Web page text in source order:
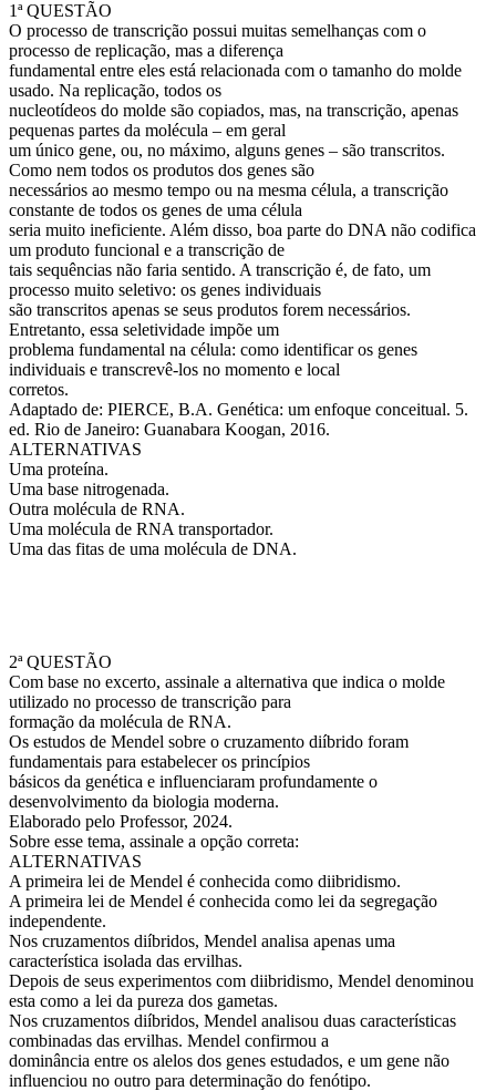
1ª QUESTÃO
O processo de transcrição possui muitas semelhanças com o
processo de replicação, mas a diferença
fundamental entre eles está relacionada com o tamanho do molde
usado. Na replicação, todos os
nucleotídeos do molde são copiados, mas, na transcrição, apenas
pequenas partes da molécula – em geral
um único gene, ou, no máximo, alguns genes – são transcritos.
Como nem todos os produtos dos genes são
necessários ao mesmo tempo ou na mesma célula, a transcrição
constante de todos os genes de uma célula
seria muito ineficiente. Além disso, boa parte do DNA não codifica
um produto funcional e a transcrição de
tais sequências não faria sentido. A transcrição é, de fato, um
processo muito seletivo: os genes individuais
são transcritos apenas se seus produtos forem necessários.
Entretanto, essa seletividade impõe um
problema fundamental na célula: como identificar os genes
individuais e transcrevê-los no momento e local
corretos.
Adaptado de: PIERCE, B.A. Genética: um enfoque conceitual. 5.
ed. Rio de Janeiro: Guanabara Koogan, 2016.
ALTERNATIVAS
Uma proteína.
Uma base nitrogenada.
Outra molécula de RNA.
Uma molécula de RNA transportador.
Uma das fitas de uma molécula de DNA.
2ª QUESTÃO
Com base no excerto, assinale a alternativa que indica o molde
utilizado no processo de transcrição para
formação da molécula de RNA.
Os estudos de Mendel sobre o cruzamento diíbrido foram
fundamentais para estabelecer os princípios
básicos da genética e influenciaram profundamente o
desenvolvimento da biologia moderna.
Elaborado pelo Professor, 2024.
Sobre esse tema, assinale a opção correta:
ALTERNATIVAS
A primeira lei de Mendel é conhecida como diibridismo.
A primeira lei de Mendel é conhecida como lei da segregação
independente.
Nos cruzamentos diíbridos, Mendel analisa apenas uma
característica isolada das ervilhas.
Depois de seus experimentos com diibridismo, Mendel denominou
esta como a lei da pureza dos gametas.
Nos cruzamentos diíbridos, Mendel analisou duas características
combinadas das ervilhas. Mendel confirmou a
dominância entre os alelos dos genes estudados, e um gene não
influenciou no outro para determinação do fenótipo.